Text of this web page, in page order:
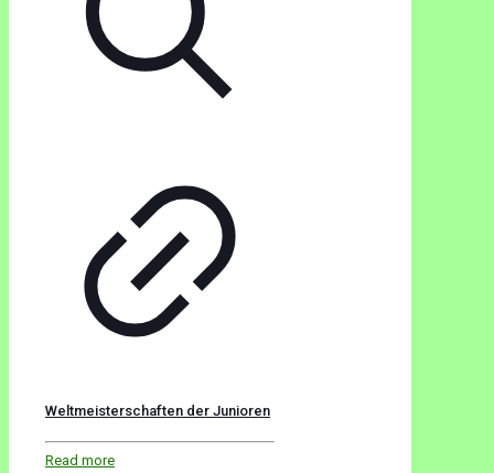
Weltmeisterschaften der Junioren
Read more